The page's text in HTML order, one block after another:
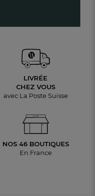
LIVRÉE
CHEZ VOUS
avec La Poste Suisse
NOS 46 BOUTIQUES
En France